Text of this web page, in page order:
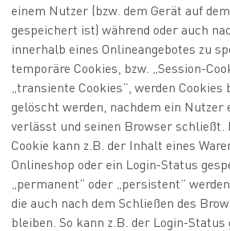
einem Nutzer (bzw. dem Gerät auf
gespeichert ist) während oder auch
innerhalb eines Onlineangebotes zu
temporäre Cookies, bzw. „Session-
„transiente Cookies”, werden Cookies
gelöscht werden, nachdem ein Nutzer
verlässt und seinen Browser schließt.
Cookie kann z.B. der Inhalt eines
Onlineshop oder ein Login-Status
„permanent” oder „persistent”
die auch nach dem Schließen des
bleiben. So kann z.B. der Login-Status